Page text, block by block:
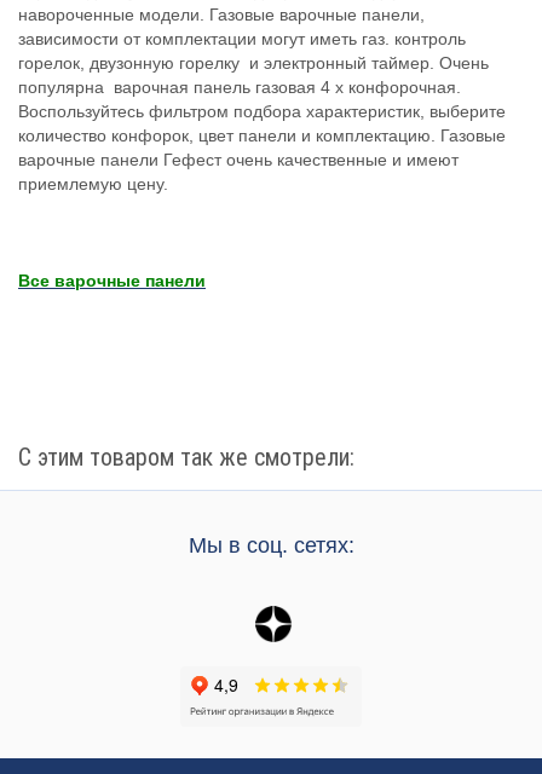
навороченные модели. Газовые варочные панели,
зависимости от комплектации могут иметь газ. контроль
горелок, двузонную горелку и электронный таймер. Очень
популярна варочная панель газовая 4 х конфорочная.
Воспользуйтесь фильтром подбора характеристик, выберите
количество конфорок, цвет панели и комплектацию. Газовые
варочные панели Гефест очень качественные и имеют
приемлемую цену.
Все варочные панели
С этим товаром так же смотрели:
Мы в соц. сетях: